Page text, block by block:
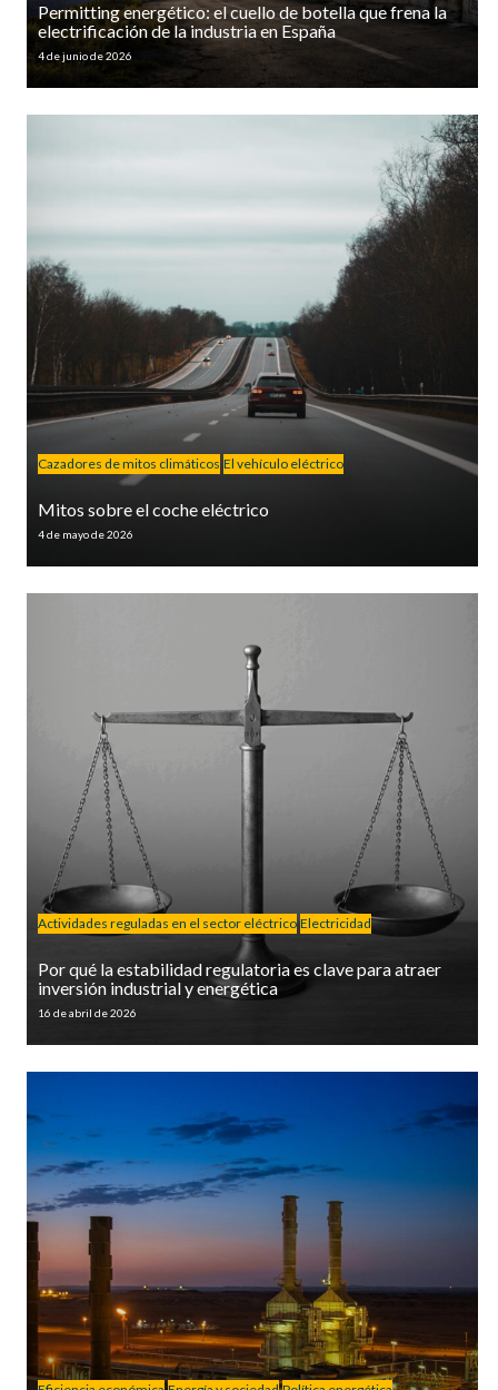
Permitting energético: el cuello de botella que frena la
electrificación de la industria en España
4 de junio de 2026
Cazadores de mitos climáticos El vehículo eléctrico
Mitos sobre el coche eléctrico
4 de mayo de 2026
Actividades reguladas en el sector eléctrico Electricidad
Por qué la estabilidad regulatoria es clave para atraer
inversión industrial y energética
16 de abril de 2026